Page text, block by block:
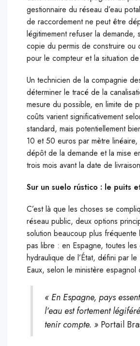
gestionnaire du réseau d’eau
de raccordement ne peut être
légitimement refuser la
copie du permis de construire ou
pour le compteur et la situation de
Un technicien de la compagnie
déterminer le tracé de la
mesure du possible, en limite de
coûts varient significativement
standard, mais potentiellement
10 et 50 euros par mètre
dépôt de la demande et la mise
trois mois avant la date de
Sur un suelo rústico : le puits
C’est là que les choses se
réseau public, deux options
solution beaucoup plus fréquente
pas libre : en Espagne, toutes
hydraulique de l’État, défini par
Eaux, selon le ministère
« En Espagne, pays
l’eau est fortement
tenir compte. » Portail